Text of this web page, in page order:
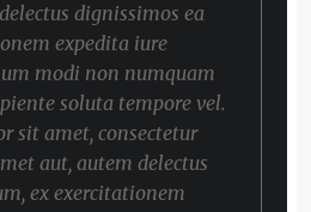
dignissimos ea
expedita iure
modi non numquam
soluta tempore vel.
sit amet, consectetur
aut, autem delectus
ex exercitationem